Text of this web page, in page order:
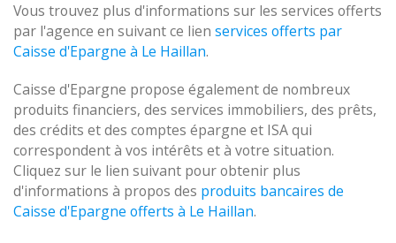
Vous trouvez plus d'informations sur les services offerts
par l'agence en suivant ce lien services offerts par
Caisse d'Epargne à Le Haillan.
Caisse d'Epargne propose également de nombreux
produits financiers, des services immobiliers, des prêts,
des crédits et des comptes épargne et ISA qui
correspondent à vos intérêts et à votre situation.
Cliquez sur le lien suivant pour obtenir plus
d'informations à propos des produits bancaires de
Caisse d'Epargne offerts à Le Haillan.